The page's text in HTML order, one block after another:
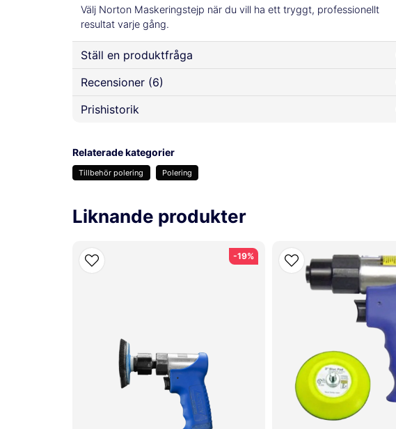
Välj Norton Maskeringstejp när du vill ha ett tryggt, professionellt
resultat varje gång.
Ställ en produktfråga
question
name
Namn
Ja, ni får publicera min fråga
SKICKA FRÅGA
Recensioner (6)
Kristina B
för 2 år sedan
för 2 år sedan
för 2 år sedan
Kenneth
för 2 år sedan
Gjorde som det skulle vid maskering innan polering och
påläggning av lackskydd.
Prishistorik
Relaterade kategorier
Tillbehör polering Polering
Liknande produkter
-19%